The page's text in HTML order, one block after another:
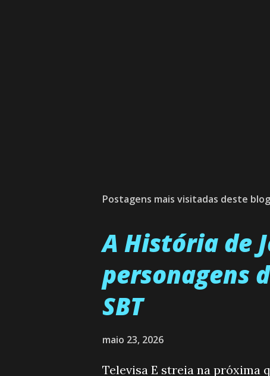
Postagens mais visitadas deste blog
A História de
personagens
SBT
maio 23, 2026
Televisa E streia na próxima